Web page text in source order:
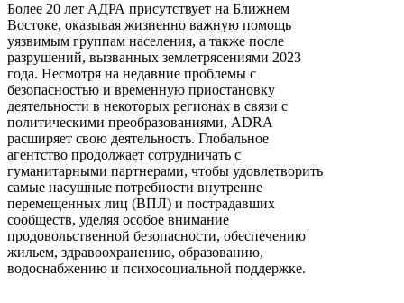
Более 20 лет АДРА присутствует на Ближнем
Востоке, оказывая жизненно важную помощь
уязвимым группам населения, а также после
разрушений, вызванных землетрясениями 2023
года. Несмотря на недавние проблемы с
безопасностью и временную приостановку
деятельности в некоторых регионах в связи с
политическими преобразованиями, ADRA
расширяет свою деятельность. Глобальное
агентство продолжает сотрудничать с
гуманитарными партнерами, чтобы удовлетворить
самые насущные потребности внутренне
перемещенных лиц (ВПЛ) и пострадавших
сообществ, уделяя особое внимание
продовольственной безопасности, обеспечению
жильем, здравоохранению, образованию,
водоснабжению и психосоциальной поддержке.